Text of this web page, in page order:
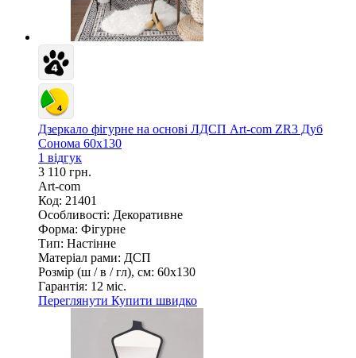
Дзеркало фігурне на основі ЛДСП Art-com ZR3 Дуб
Сонома 60х130
1 відгук
3 110 грн.
Art-com
Код: 21401
Особливості: Декоративне
Форма: Фігурне
Тип: Настінне
Матеріал рами: ДСП
Розмір (ш / в / гл), см: 60х130
Гарантія: 12 міс.
Переглянути Купити швидко